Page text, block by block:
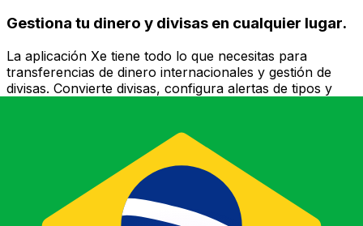
Gestiona tu dinero y divisas en cualquier lugar.
La aplicación Xe tiene todo lo que necesitas para
transferencias de dinero internacionales y gestión de
divisas. Convierte divisas, configura alertas de tipos y